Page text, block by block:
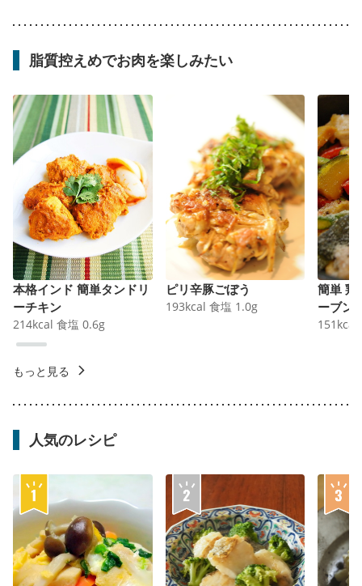
脂質控えめでお肉を楽しみたい
本格インド 簡単タンドリ
ーチキン
214kcal 食塩 0.6g
ピリ辛豚ごぼう
193kcal 食塩 1.0g
簡単 鶏
ーブン
151 kcal
もっと見る
人気のレシピ